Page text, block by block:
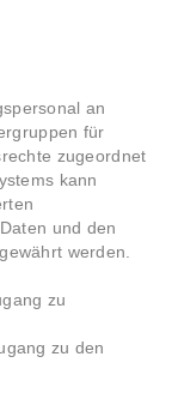
an
für
zugeordnet
kann
und den
werden.
zu
zu den